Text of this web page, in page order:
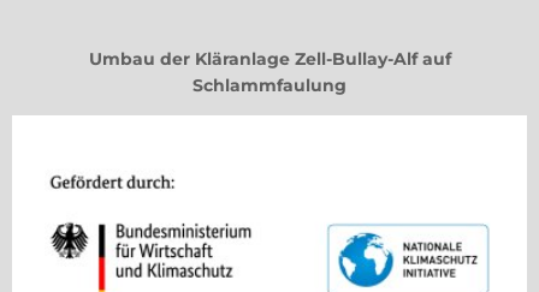
Umbau der Kläranlage Zell-Bullay-Alf auf
Schlammfaulung